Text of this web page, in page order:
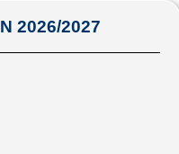
2026/2027